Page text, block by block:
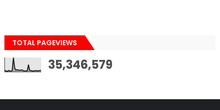
TOTAL PAGEVIEWS
35,346,579